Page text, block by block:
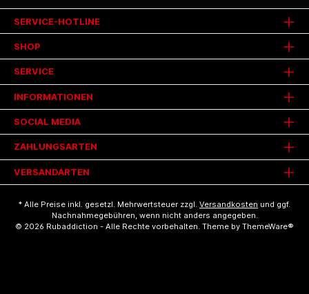
SHOP
SERVICE
INFORMATIONEN
SERVICE-HOTLINE
SOCIAL MEDIA
ZAHLUNGSARTEN
VERSANDARTEN
* Alle Preise inkl. gesetzl. Mehrwertsteuer zzgl. Versandkosten und ggf.
Nachnahmegebühren, wenn nicht anders angegeben.
© 2026 Rubaddiction - Alle Rechte vorbehalten. Theme by ThemeWare®